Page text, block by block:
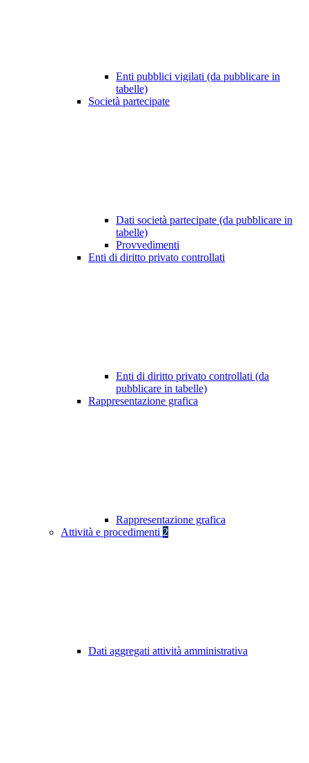
Enti pubblici vigilati (da pubblicare in
tabelle)
Società partecipate
Dati società partecipate (da pubblicare in
tabelle)
Provvedimenti
Enti di diritto privato controllati
Enti di diritto privato controllati (da
pubblicare in tabelle)
Rappresentazione grafica
Rappresentazione grafica
Attività e procedimenti 2
Dati aggregati attività amministrativa